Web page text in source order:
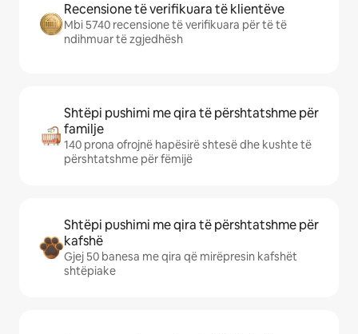
Recensione të verifikuara të klientëve
Mbi 5740 recensione të verifikuara për të të
ndihmuar të zgjedhësh
Shtëpi pushimi me qira të përshtatshme për
familje
140 prona ofrojnë hapësirë shtesë dhe kushte të
përshtatshme për fëmijë
Shtëpi pushimi me qira të përshtatshme për
kafshë
Gjej 50 banesa me qira që mirëpresin kafshët
shtëpiake